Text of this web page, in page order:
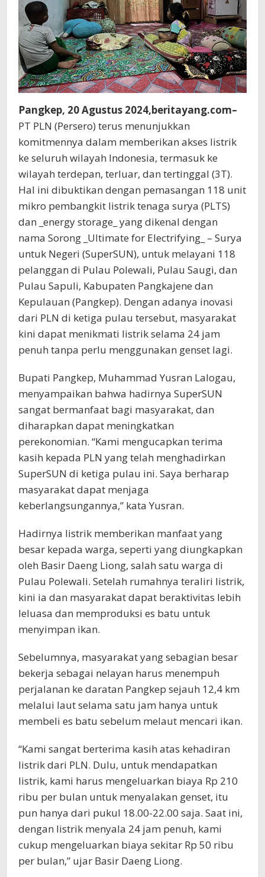
Pangkep, 20 Agustus 2024,beritayang.com–
PT PLN (Persero) terus menunjukkan
komitmennya dalam memberikan akses listrik
ke seluruh wilayah Indonesia, termasuk ke
wilayah terdepan, terluar, dan tertinggal (3T).
Hal ini dibuktikan dengan pemasangan 118 unit
mikro pembangkit listrik tenaga surya (PLTS)
dan _energy storage_ yang dikenal dengan
nama Sorong _Ultimate for Electrifying_ – Surya
untuk Negeri (SuperSUN), untuk melayani 118
pelanggan di Pulau Polewali, Pulau Saugi, dan
Pulau Sapuli, Kabupaten Pangkajene dan
Kepulauan (Pangkep). Dengan adanya inovasi
dari PLN di ketiga pulau tersebut, masyarakat
kini dapat menikmati listrik selama 24 jam
penuh tanpa perlu menggunakan genset lagi.
Bupati Pangkep, Muhammad Yusran Lalogau,
menyampaikan bahwa hadirnya SuperSUN
sangat bermanfaat bagi masyarakat, dan
diharapkan dapat meningkatkan
perekonomian. “Kami mengucapkan terima
kasih kepada PLN yang telah menghadirkan
SuperSUN di ketiga pulau ini. Saya berharap
masyarakat dapat menjaga
keberlangsungannya,” kata Yusran.
Hadirnya listrik memberikan manfaat yang
besar kepada warga, seperti yang diungkapkan
oleh Basir Daeng Liong, salah satu warga di
Pulau Polewali. Setelah rumahnya teraliri listrik,
kini ia dan masyarakat dapat beraktivitas lebih
leluasa dan memproduksi es batu untuk
menyimpan ikan.
Sebelumnya, masyarakat yang sebagian besar
bekerja sebagai nelayan harus menempuh
perjalanan ke daratan Pangkep sejauh 12,4 km
melalui laut selama satu jam hanya untuk
membeli es batu sebelum melaut mencari ikan.
“Kami sangat berterima kasih atas kehadiran
listrik dari PLN. Dulu, untuk mendapatkan
listrik, kami harus mengeluarkan biaya Rp 210
ribu per bulan untuk menyalakan genset, itu
pun hanya dari pukul 18.00-22.00 saja. Saat ini,
dengan listrik menyala 24 jam penuh, kami
cukup mengeluarkan biaya sekitar Rp 50 ribu
per bulan,” ujar Basir Daeng Liong.